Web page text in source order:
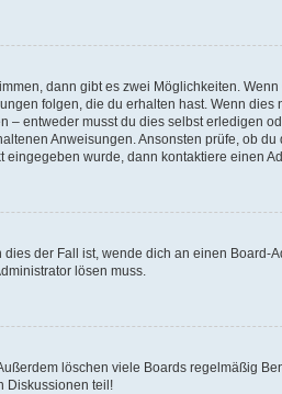
dann gibt es zwei Möglichkeiten. Wenn
folgen, die du erhalten hast. Wenn dies
entweder musst du dies selbst erledigen
Anweisungen. Ansonsten prüfe, ob
wurde, dann kontaktiere einen
der Fall ist, wende dich an einen Board-
lösen muss.
löschen viele Boards regelmäßig
Diskussionen teil!